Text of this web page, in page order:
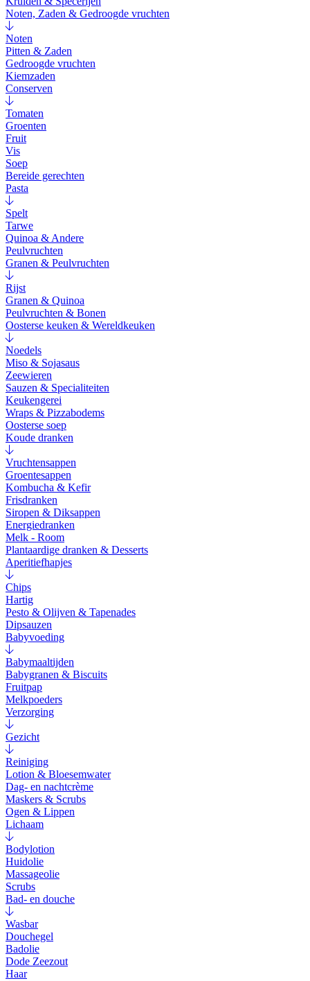
Noten, Zaden & Gedroogde vruchten
Noten
Pitten & Zaden
Gedroogde vruchten
Kiemzaden
Conserven
Tomaten
Groenten
Fruit
Vis
Soep
Bereide gerechten
Pasta
Spelt
Tarwe
Quinoa & Andere
Peulvruchten
Granen & Peulvruchten
Rijst
Granen & Quinoa
Peulvruchten & Bonen
Oosterse keuken & Wereldkeuken
Noedels
Miso & Sojasaus
Zeewieren
Sauzen & Specialiteiten
Keukengerei
Wraps & Pizzabodems
Oosterse soep
Koude dranken
Vruchtensappen
Groentesappen
Kombucha & Kefir
Frisdranken
Siropen & Diksappen
Energiedranken
Melk - Room
Plantaardige dranken & Desserts
Aperitiefhapjes
Chips
Hartig
Pesto & Olijven & Tapenades
Dipsauzen
Babyvoeding
Babymaaltijden
Babygranen & Biscuits
Fruitpap
Melkpoeders
Verzorging
Gezicht
Reiniging
Lotion & Bloesemwater
Dag- en nachtcrème
Maskers & Scrubs
Ogen & Lippen
Lichaam
Bodylotion
Huidolie
Massageolie
Scrubs
Bad- en douche
Wasbar
Douchegel
Badolie
Dode Zeezout
Haar